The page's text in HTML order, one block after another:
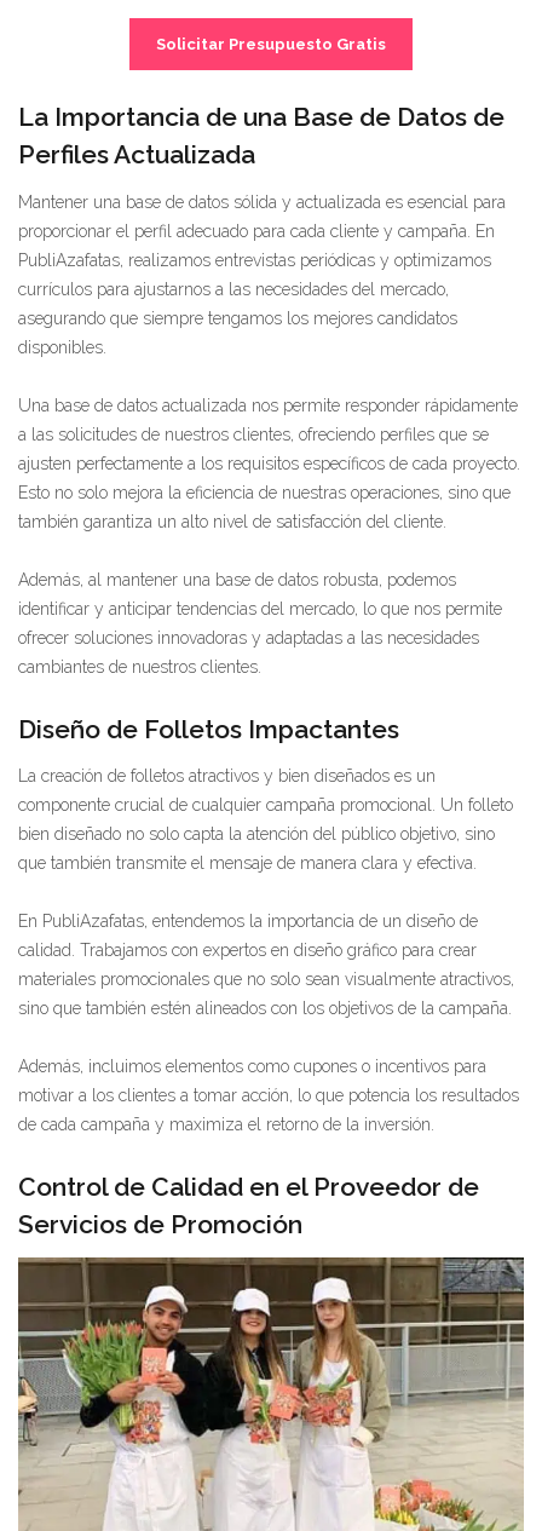
Solicitar Presupuesto Gratis
La Importancia de una Base de Datos de
Perfiles Actualizada
Mantener una base de datos sólida y actualizada es esencial para
proporcionar el perfil adecuado para cada cliente y campaña. En
PubliAzafatas, realizamos entrevistas periódicas y optimizamos
currículos para ajustarnos a las necesidades del mercado,
asegurando que siempre tengamos los mejores candidatos
disponibles.
Una base de datos actualizada nos permite responder rápidamente
a las solicitudes de nuestros clientes, ofreciendo perfiles que se
ajusten perfectamente a los requisitos específicos de cada proyecto.
Esto no solo mejora la eficiencia de nuestras operaciones, sino que
también garantiza un alto nivel de satisfacción del cliente.
Además, al mantener una base de datos robusta, podemos
identificar y anticipar tendencias del mercado, lo que nos permite
ofrecer soluciones innovadoras y adaptadas a las necesidades
cambiantes de nuestros clientes.
Diseño de Folletos Impactantes
La creación de folletos atractivos y bien diseñados es un
componente crucial de cualquier campaña promocional. Un folleto
bien diseñado no solo capta la atención del público objetivo, sino
que también transmite el mensaje de manera clara y efectiva.
En PubliAzafatas, entendemos la importancia de un diseño de
calidad. Trabajamos con expertos en diseño gráfico para crear
materiales promocionales que no solo sean visualmente atractivos,
sino que también estén alineados con los objetivos de la campaña.
Además, incluimos elementos como cupones o incentivos para
motivar a los clientes a tomar acción, lo que potencia los resultados
de cada campaña y maximiza el retorno de la inversión.
Control de Calidad en el Proveedor de
Servicios de Promoción